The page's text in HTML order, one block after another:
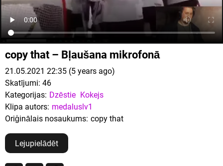
copy that – Bļaušana mikrofonā
21.05.2021 22:35 (5 years ago)
Skatījumi: 46
Kategorijas: Dzēstie Kokejs
Klipa autors: medaluslv1
Oriģinālais nosaukums: copy that
Lejupielādēt